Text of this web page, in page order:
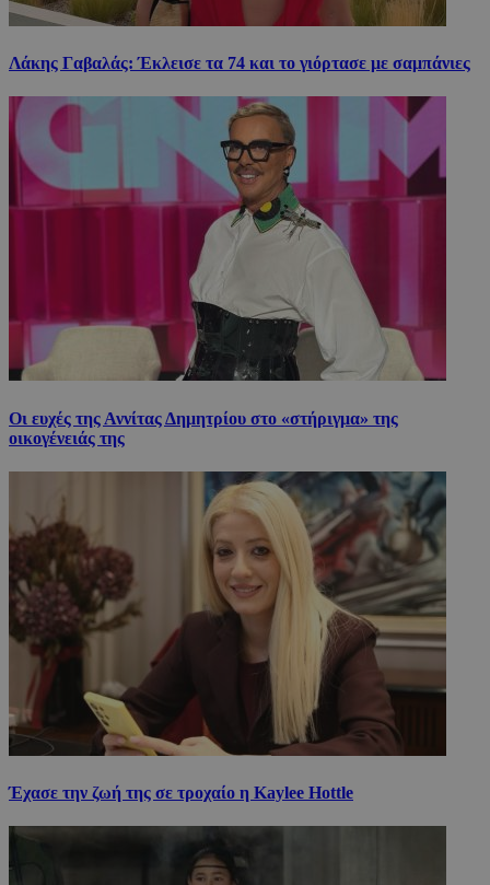
Λάκης Γαβαλάς: Έκλεισε τα 74 και το γιόρτασε με σαμπάνιες
Οι ευχές της Αννίτας Δημητρίου στο «στήριγμα» της
οικογένειάς της
Έχασε την ζωή της σε τροχαίο η Kaylee Hottle